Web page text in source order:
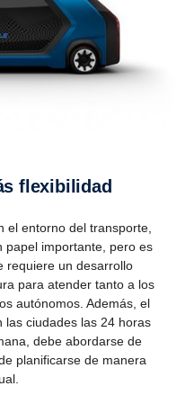
flexibilidad
el entorno del transporte,
papel importante, pero es
requiere un desarrollo
para atender tanto a los
autónomos. Además, el
las ciudades las 24 horas
debe abordarse de
planificarse de manera